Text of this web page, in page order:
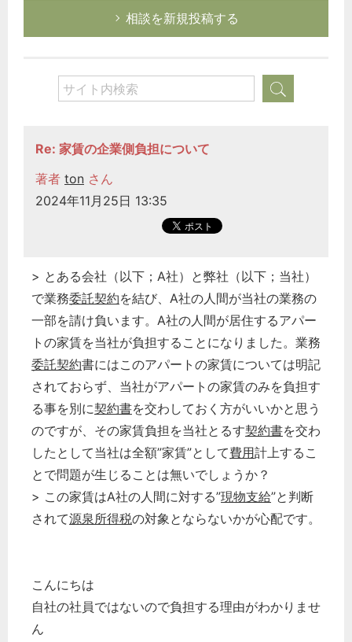
相談を新規投稿する
Re: 家賃の企業側負担について
著者 ton さん
2024年11月25日 13:35
> とある会社（以下；A社）と弊社（以下；当社）
で業務委託契約を結び、A社の人間が当社の業務の
一部を請け負います。A社の人間が居住するアパー
トの家賃を当社が負担することになりました。業務
委託契約書にはこのアパートの家賃については明記
されておらず、当社がアパートの家賃のみを負担す
る事を別に契約書を交わしておく方がいいかと思う
のですが、その家賃負担を当社とるす契約書を交わ
したとして当社は全額”家賃”として費用計上するこ
とで問題が生じることは無いでしょうか？
> この家賃はA社の人間に対する”現物支給”と判断
されて源泉所得税の対象とならないかが心配です。
こんにちは
自社の社員ではないので負担する理由がわかりませ
ん